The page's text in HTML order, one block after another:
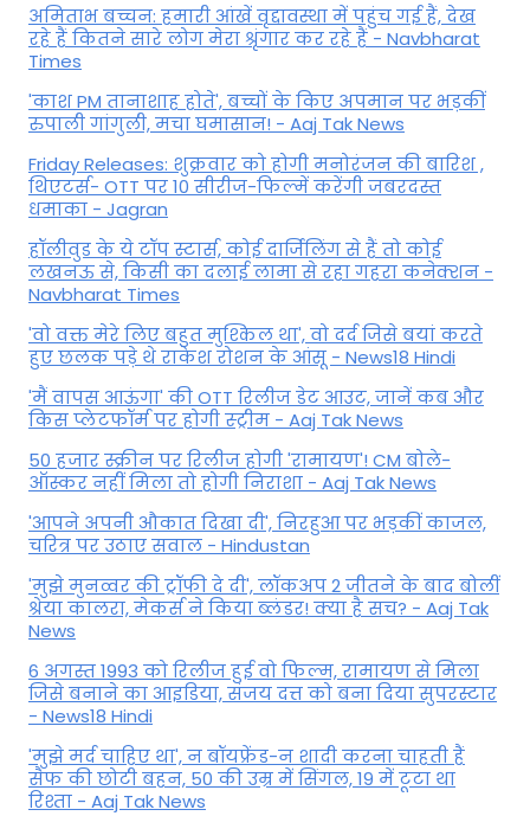
अमिताभ बच्चन: हमारी आंखें वृद्दावस्था में पहुंच गई हैं, देख
रहे हैं कितने सारे लोग मेरा श्रृंगार कर रहे हैं - Navbharat
Times
'काश PM तानाशाह होते', बच्चों के किए अपमान पर भड़कीं
रुपाली गांगुली, मचा घमासान! - Aaj Tak News
Friday Releases: शुक्रवार को होगी मनोरंजन की बारिश ,
थिएटर्स- OTT पर 10 सीरीज-फिल्में करेंगी जबरदस्त
धमाका - Jagran
हॉलीवुड के ये टॉप स्टार्स, कोई दार्जिलिंग से हैं तो कोई
लखनऊ से, किसी का दलाई लामा से रहा गहरा कनेक्शन -
Navbharat Times
'वो वक्त मेरे लिए बहुत मुश्किल था', वो दर्द जिसे बयां करते
हुए छलक पड़े थे राकेश रोशन के आंसू - News18 Hindi
'मैं वापस आऊंगा' की OTT रिलीज डेट आउट, जानें कब और
किस प्लेटफॉर्म पर होगी स्ट्रीम - Aaj Tak News
50 हजार स्क्रीन पर रिलीज होगी 'रामायण'! CM बोले-
ऑस्कर नहीं मिला तो होगी निराशा - Aaj Tak News
'आपने अपनी औकात दिखा दी', निरहुआ पर भड़कीं काजल,
चरित्र पर उठाए सवाल - Hindustan
'मुझे मुनव्वर की ट्रॉफी दे दी', लॉकअप 2 जीतने के बाद बोलीं
श्रेया कालरा, मेकर्स ने किया ब्लंडर! क्या है सच? - Aaj Tak
News
6 अगस्त 1993 को रिलीज हुई वो फिल्म, रामायण से मिला
जिसे बनाने का आइडिया, संजय दत्त को बना दिया सुपरस्टार
- News18 Hindi
'मुझे मर्द चाहिए था', न बॉयफ्रेंड-न शादी करना चाहती हैं
सैफ की छोटी बहन, 50 की उम्र में सिंगल, 19 में टूटा था
रिश्ता - Aaj Tak News